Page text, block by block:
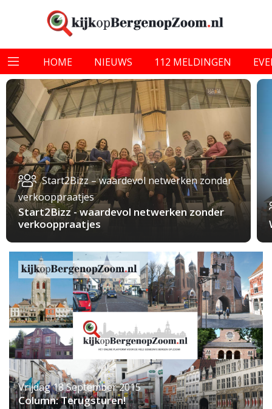
HOME NIEUWS 112 MELDINGEN
Start2Bizz – waardevol netwerken zonder
verkooppraatjes
Start2Bizz - waardevol netwerken zonder
verkooppraatjes
Vrijdag 18 September 2015
Column: Terugsturen!